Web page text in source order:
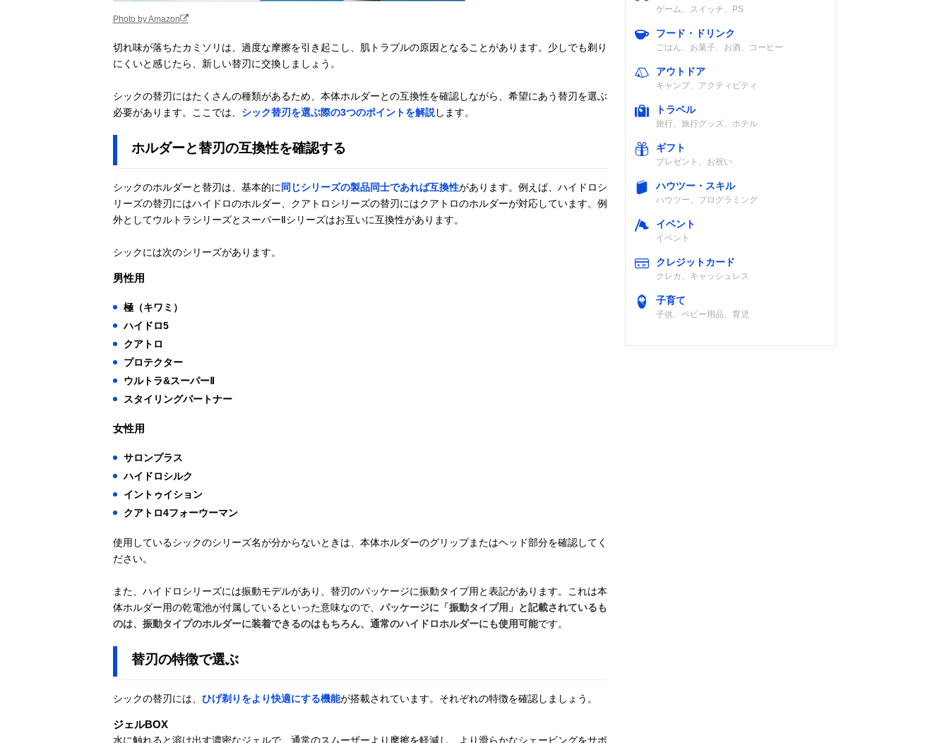
Photo by Amazon
切れ味が落ちたカミソリは、過度な摩擦を引き起こし、肌トラブルの原因となることがあります。少しでも剃り
にくいと感じたら、新しい替刃に交換しましょう。
シックの替刃にはたくさんの種類があるため、本体ホルダーとの互換性を確認しながら、希望にあう替刃を選ぶ
必要があります。ここでは、 シック替刃を選ぶ際の3つのポイントを解説します。
ホルダーと替刃の互換性を確認する
シックのホルダーと替刃は、基本的に 同じシリーズの製品同士であれば互換性があります。例えば、ハイドロシ
リーズの替刃にはハイドロのホルダー、クアトロシリーズの替刃にはクアトロのホルダーが対応しています。例
外としてウルトラシリーズとスーパーⅡシリーズはお互いに互換性があります。
シックには次のシリーズがあります。
男性用
極（キワミ）
ハイドロ5
クアトロ
プロテクター
ウルトラ&スーパーⅡ
スタイリングパートナー
女性用
サロンプラス
ハイドロシルク
イントゥイション
クアトロ4フォーウーマン
使用しているシックのシリーズ名が分からないときは、本体ホルダーのグリップまたはヘッド部分を確認してく
ださい。
また、ハイドロシリーズには振動モデルがあり、替刃のパッケージに振動タイプ用と表記があります。これは本
体ホルダー用の乾電池が付属しているといった意味なので、 パッケージに「振動タイプ用」と記載されているも
のは、振動タイプのホルダーに装着できるのはもちろん、通常のハイドロホルダーにも使用可能です。
替刃の特徴で選ぶ
シックの替刃には、 ひげ剃りをより快適にする機能が搭載されています。それぞれの特徴を確認しましょう。
ジェルBOX
水に触れると溶け出す濃密なジェルで、通常のスムーザーより摩擦を軽減し、より滑らかなシェービングをサポ
ゲーム、スイッチ、PS
フード・ドリンク
ごはん、お菓子、お酒、コーヒー
アウトドア
キャンプ、アクティビティ
トラベル
旅行、旅行グッズ、ホテル
ギフト
プレゼント、お祝い
ハウツー・スキル
ハウツー、プログラミング
イベント
イベント
クレジットカード
クレカ、キャッシュレス
子育て
子供、ベビー用品、育児